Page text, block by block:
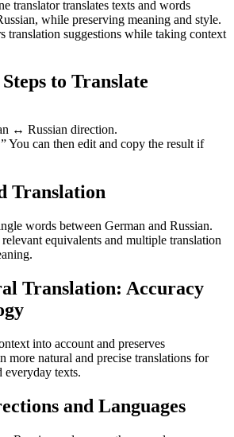
translator translates texts and words
while preserving meaning and style.
translation suggestions while taking context
to Translate
↔ Russian direction.
You can then edit and copy the result if
Translation
words between German and Russian.
equivalents and multiple translation
Translation: Accuracy
into account and preserves
more natural and precise translations for
everyday texts.
and Languages